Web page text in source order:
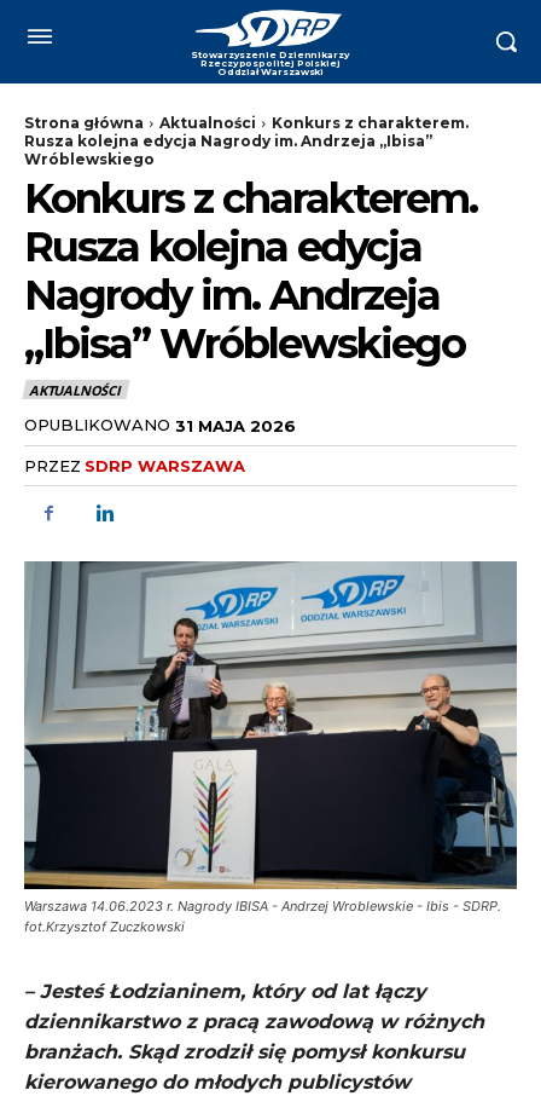
Strona główna Aktualności
Konkurs z charakterem.
Rusza kolejna edycja Nagrody im. Andrzeja „Ibisa”
Wróblewskiego
Konkurs z charakterem.
Rusza kolejna edycja
Nagrody im. Andrzeja
„Ibisa” Wróblewskiego
AKTUALNOŚCI
OPUBLIKOWANO 31 MAJA 2026
PRZEZ SDRP WARSZAWA
Warszawa 14.06.2023 r. Nagrody IBISA - Andrzej Wroblewskie - Ibis - SDRP.
fot.Krzysztof Zuczkowski
– Jesteś Łodzianinem, który od lat łączy
dziennikarstwo z pracą zawodową w różnych
branżach. Skąd zrodził się pomysł konkursu
kierowanego do młodych publicystów